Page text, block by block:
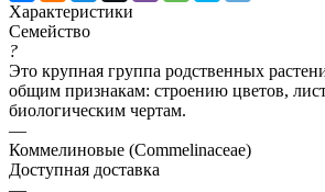
Характеристики
Семейство
?
Это крупная группа родственных
общим признакам: строению цветов,
биологическим чертам.
—
Коммелиновые (Commelinaceae)
Доступная доставка